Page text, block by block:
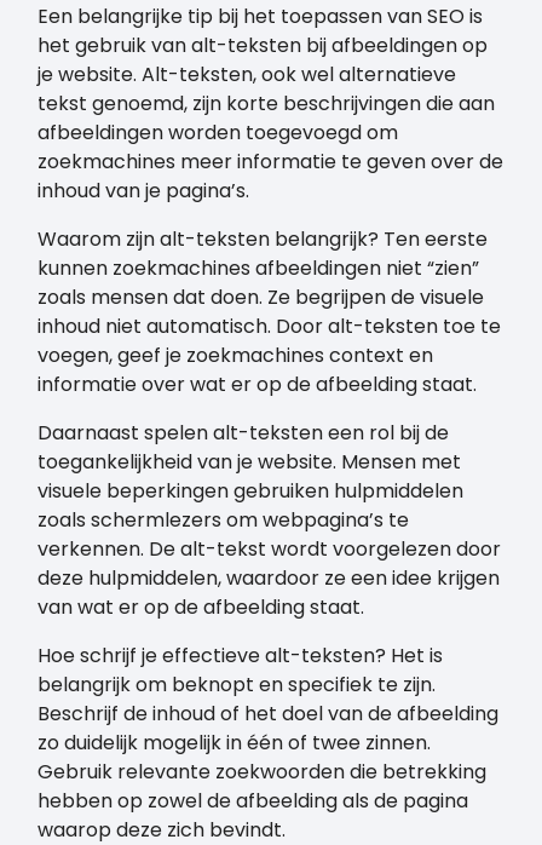
Een belangrijke tip bij het toepassen van SEO is
het gebruik van alt-teksten bij afbeeldingen op
je website. Alt-teksten, ook wel alternatieve
tekst genoemd, zijn korte beschrijvingen die aan
afbeeldingen worden toegevoegd om
zoekmachines meer informatie te geven over de
inhoud van je pagina’s.
Waarom zijn alt-teksten belangrijk? Ten eerste
kunnen zoekmachines afbeeldingen niet “zien”
zoals mensen dat doen. Ze begrijpen de visuele
inhoud niet automatisch. Door alt-teksten toe te
voegen, geef je zoekmachines context en
informatie over wat er op de afbeelding staat.
Daarnaast spelen alt-teksten een rol bij de
toegankelijkheid van je website. Mensen met
visuele beperkingen gebruiken hulpmiddelen
zoals schermlezers om webpagina’s te
verkennen. De alt-tekst wordt voorgelezen door
deze hulpmiddelen, waardoor ze een idee krijgen
van wat er op de afbeelding staat.
Hoe schrijf je effectieve alt-teksten? Het is
belangrijk om beknopt en specifiek te zijn.
Beschrijf de inhoud of het doel van de afbeelding
zo duidelijk mogelijk in één of twee zinnen.
Gebruik relevante zoekwoorden die betrekking
hebben op zowel de afbeelding als de pagina
waarop deze zich bevindt.